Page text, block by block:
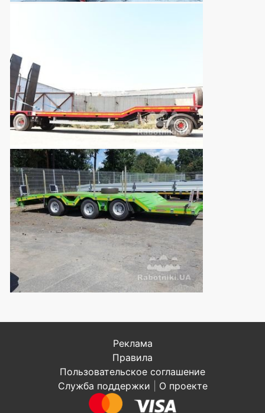
Реклама
Правила
Пользовательское соглашение
Служба поддержки
О проекте